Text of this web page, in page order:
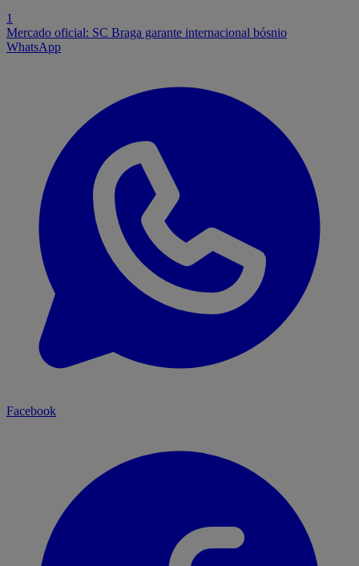
1
Mercado oficial: SC Braga garante internacional bósnio
WhatsApp
Facebook